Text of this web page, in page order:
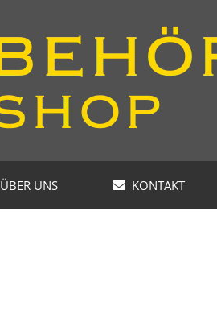
ÜBER UNS KONTAKT